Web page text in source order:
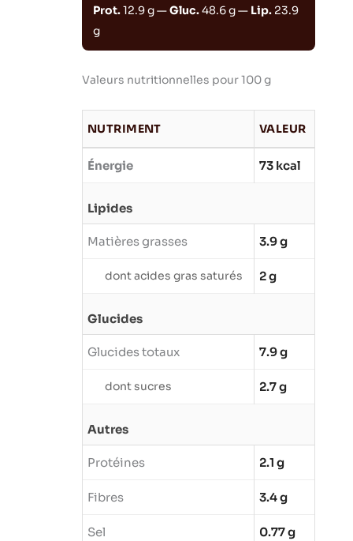
Prot.12.9 g —Gluc.48.6 g — Lip. 23.9
g
Valeurs nutritionnelles pour 100 g
NUTRIMENT VALEUR
Énergie 73 kcal
Lipides
Matières grasses 3.9 g
dont acides gras saturés 2 g
Glucides
Glucides totaux 7.9 g
dont sucres 2.7 g
Autres
Protéines 2.1 g
Fibres 3.4 g
Sel 0.77 g